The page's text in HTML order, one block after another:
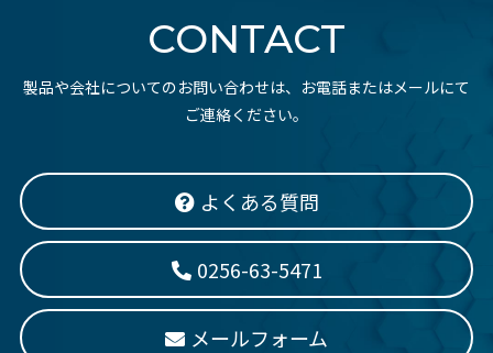
CONTACT
製品や会社についてのお問い合わせは、お電話またはメールにて
ご連絡ください。
よくある質問
0256-63-5471
メールフォーム